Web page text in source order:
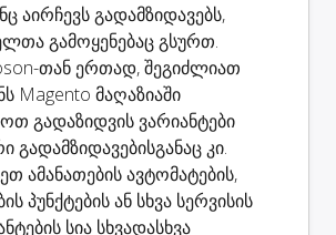
აირჩევს გადამზიდავებს,
გამოყენებაც გსურთ.
თან ერთად, შეგიძლიათ
Magento მაღაზიაში
გადაზიდვის ვარიანტები
გადამზიდავებისგანაც კი.
ამანათების ავტომატების,
პუნქტების ან სხვა სერვისის
სია სხვადასხვა